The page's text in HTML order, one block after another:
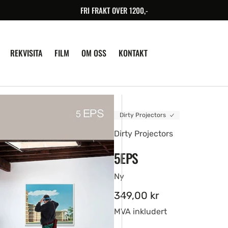
FRI FRAKT OVER 1200,-
REKVISITA FILM OM OSS KONTAKT
Dirty Projectors
Dirty Projectors
5EPS
Ny
Ordinær
pris
349,00 kr
MVA inkludert